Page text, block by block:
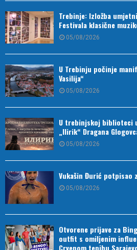
Trebinje: Izložba
Festivala klasične
05/08/2026
U Trebinju počinje
Vasilija“
05/08/2026
U trebinjskoj biblioteci
„Ilirik“ Dragana
05/08/2026
Vukašin Đurić potpisao
05/08/2026
Otvorene prijave za
outfit s omiljenim
Crvenom tepihu